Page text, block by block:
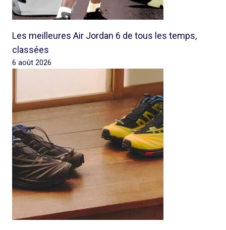
Les meilleures Air Jordan 6 de tous les temps,
classées
6 août 2026